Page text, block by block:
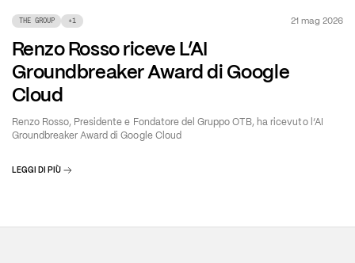
THE GROUP +1 21 mag 2026
Renzo Rosso riceve L’AI
Groundbreaker Award di Google
Cloud
Renzo Rosso, Presidente e Fondatore del Gruppo OTB, ha ricevuto l’AI
Groundbreaker Award di Google Cloud
LEGGI DI PIÙ